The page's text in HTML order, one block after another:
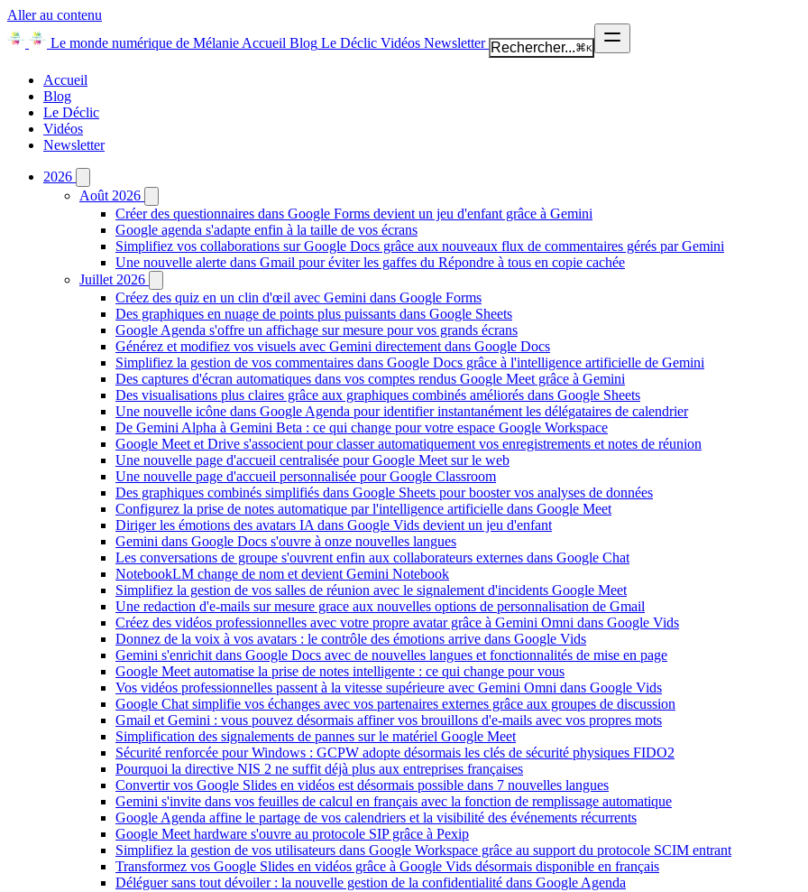
Aller au contenu
Le monde numérique de Mélanie Accueil Blog Le Déclic Vidéos Newsletter Rechercher...⌘K
Accueil
Blog
Le Déclic
Vidéos
Newsletter
2026
Août 2026
Créer des questionnaires dans Google Forms devient un jeu d'enfant grâce à Gemini
Google agenda s'adapte enfin à la taille de vos écrans
Simplifiez vos collaborations sur Google Docs grâce aux nouveaux flux de commentaires gérés par Gemini
Une nouvelle alerte dans Gmail pour éviter les gaffes du Répondre à tous en copie cachée
Juillet 2026
Créez des quiz en un clin d'œil avec Gemini dans Google Forms
Des graphiques en nuage de points plus puissants dans Google Sheets
Google Agenda s'offre un affichage sur mesure pour vos grands écrans
Générez et modifiez vos visuels avec Gemini directement dans Google Docs
Simplifiez la gestion de vos commentaires dans Google Docs grâce à l'intelligence artificielle de Gemini
Des captures d'écran automatiques dans vos comptes rendus Google Meet grâce à Gemini
Des visualisations plus claires grâce aux graphiques combinés améliorés dans Google Sheets
Une nouvelle icône dans Google Agenda pour identifier instantanément les délégataires de calendrier
De Gemini Alpha à Gemini Beta : ce qui change pour votre espace Google Workspace
Google Meet et Drive s'associent pour classer automatiquement vos enregistrements et notes de réunion
Une nouvelle page d'accueil centralisée pour Google Meet sur le web
Une nouvelle page d'accueil personnalisée pour Google Classroom
Des graphiques combinés simplifiés dans Google Sheets pour booster vos analyses de données
Configurez la prise de notes automatique par l'intelligence artificielle dans Google Meet
Diriger les émotions des avatars IA dans Google Vids devient un jeu d'enfant
Gemini dans Google Docs s'ouvre à onze nouvelles langues
Les conversations de groupe s'ouvrent enfin aux collaborateurs externes dans Google Chat
NotebookLM change de nom et devient Gemini Notebook
Simplifiez la gestion de vos salles de réunion avec le signalement d'incidents Google Meet
Une redaction d'e-mails sur mesure grace aux nouvelles options de personnalisation de Gmail
Créez des vidéos professionnelles avec votre propre avatar grâce à Gemini Omni dans Google Vids
Donnez de la voix à vos avatars : le contrôle des émotions arrive dans Google Vids
Gemini s'enrichit dans Google Docs avec de nouvelles langues et fonctionnalités de mise en page
Google Meet automatise la prise de notes intelligente : ce qui change pour vous
Vos vidéos professionnelles passent à la vitesse supérieure avec Gemini Omni dans Google Vids
Google Chat simplifie vos échanges avec vos partenaires externes grâce aux groupes de discussion
Gmail et Gemini : vous pouvez désormais affiner vos brouillons d'e-mails avec vos propres mots
Simplification des signalements de pannes sur le matériel Google Meet
Sécurité renforcée pour Windows : GCPW adopte désormais les clés de sécurité physiques FIDO2
Pourquoi la directive NIS 2 ne suffit déjà plus aux entreprises françaises
Convertir vos Google Slides en vidéos est désormais possible dans 7 nouvelles langues
Gemini s'invite dans vos feuilles de calcul en français avec la fonction de remplissage automatique
Google Agenda affine le partage de vos calendriers et la visibilité des événements récurrents
Google Meet hardware s'ouvre au protocole SIP grâce à Pexip
Simplifiez la gestion de vos utilisateurs dans Google Workspace grâce au support du protocole SCIM entrant
Transformez vos Google Slides en vidéos grâce à Google Vids désormais disponible en français
Déléguer sans tout dévoiler : la nouvelle gestion de la confidentialité dans Google Agenda